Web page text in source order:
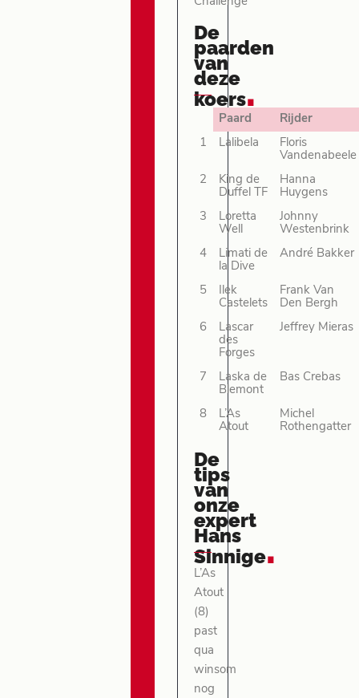
De
paarden
van
deze
koers.
Paard
Rijder
1
Lalibela
Floris
Vandenabeele
2
King de
Duffel TF
Hanna
Huygens
3
Loretta
Well
Johnny
Westenbrink
4
Limati de
la Dive
André Bakker
5
Ilek
Castelets
Frank Van
Den Bergh
6
Lascar
des
Forges
Jeffrey Mieras
7
Laska de
Blemont
Bas Crebas
8
L’As
Atout
Michel
Rothengatter
De
tips
van
onze
expert
Hans
Sinnige.
L’As
Atout
(8)
past
qua
winsom
nog